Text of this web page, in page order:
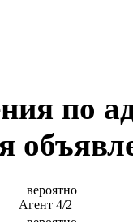
по
вероятно
Агент 4/2